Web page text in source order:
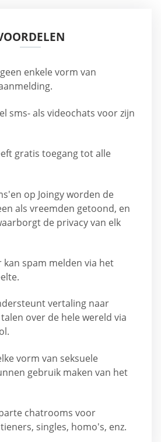
enkele vorm van
sms- als videochats voor zijn
gratis toegang tot alle
op Joingy worden de
als vreemden getoond, en
de privacy van elk
kan spam melden via het
vertaling naar
over de hele wereld via
vorm van seksuele
gebruik maken van het
chatrooms voor
singles, homo's, enz.